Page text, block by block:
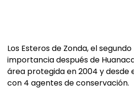
Los Esteros de Zonda, el
importancia después de
área protegida en 2004 y desde
con 4 agentes de conservación.